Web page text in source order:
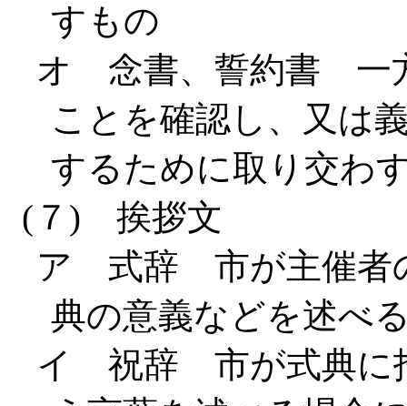
すもの
オ 念書、誓約書 一
ことを確認し、又は
するために取り交わ
(７) 挨拶文
ア 式辞 市が主催者
典の意義などを述べ
イ 祝辞 市が式典に